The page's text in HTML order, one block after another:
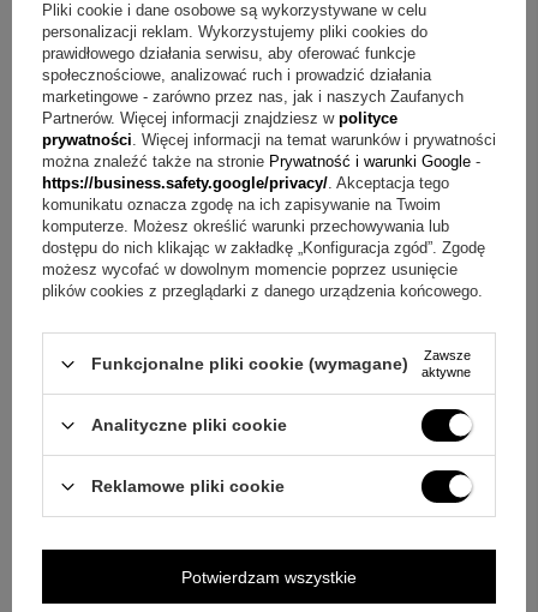
Odpowiedź: Personalizacja na świecy jest robiona metodą
sublimacji na materiale w górnej części.
Pytanie:Jakie treści można umieścić na świecy?
Odpowiedź:Można umieścić zdjęcie dziecka lub dowolną
grafikę, a także dodać napisy w ramach indywidualnego
nadruku.
Pytanie: Jak wykonywany jest nadruk na skrzyni?
Odpowiedź:
Na powierzchni skrzyni wykonywany jest
Pytanie:Czy na wieku skrzynki obowiązuje limit tekstu?
Odpowiedź:Nie, na wieku można wykonać dowolny nadruk
bez limitu znaków.
Pytanie:Czy zestaw nadaje się także na Komunię?
Odpowiedź:Tak, świeca jest przeznaczona do Chrztu i
Komunii.
Mały przedmiot, wielkie emocje
Pliki cookie i dane osobowe są wykorzystywane w celu
personalizacji reklam. Wykorzystujemy pliki cookies do
prawidłowego działania serwisu, aby oferować funkcje
społecznościowe, analizować ruch i prowadzić działania
marketingowe - zarówno przez nas, jak i naszych Zaufanych
Partnerów. Więcej informacji znajdziesz w polityce
prywatności. Więcej informacji na temat warunków i prywatności
można znaleźć także na stronie Prywatność i warunki Google -
https://business.safety.google/privacy/. Akceptacja tego
komunikatu oznacza zgodę na ich zapisywanie na Twoim
komputerze. Możesz określić warunki przechowywania lub
dostępu do nich klikając w zakładkę „Konfiguracja zgód”. Zgodę
możesz wycofać w dowolnym momencie poprzez usunięcie
plików cookies z przeglądarki z danego urządzenia końcowego.
Funkcjonalne pliki cookie (wymagane)
Zawsze
aktywne
Analityczne pliki cookie
Reklamowe pliki cookie
Potwierdzam wszystkie